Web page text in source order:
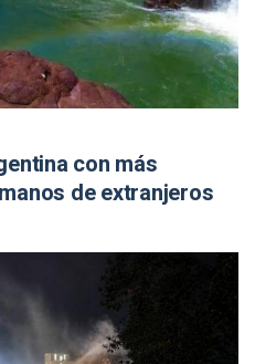
con más
de extranjeros